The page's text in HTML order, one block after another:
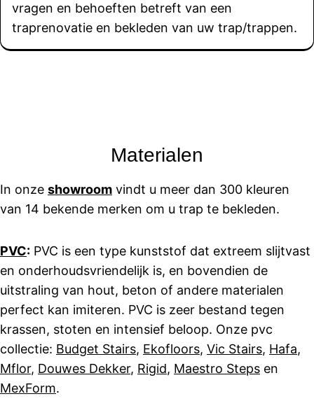
vragen en behoeften betreft van een
traprenovatie en bekleden van uw trap/trappen.
Materialen
In onze showroom vindt u meer dan 300 kleuren
van 14 bekende merken om u trap te bekleden.
PVC: PVC is een type kunststof dat extreem slijtvast
en onderhoudsvriendelijk is, en bovendien de
uitstraling van hout, beton of andere materialen
perfect kan imiteren. PVC is zeer bestand tegen
krassen, stoten en intensief beloop. Onze pvc
collectie: Budget Stairs, Ekofloors, Vic Stairs, Hafa,
Mflor, Douwes Dekker, Rigid, Maestro Steps en
MexForm.